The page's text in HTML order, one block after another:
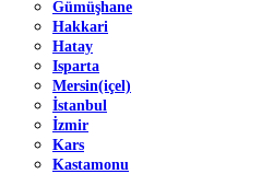
Gümüşhane
Hakkari
Hatay
Isparta
Mersin(içel)
İstanbul
İzmir
Kars
Kastamonu